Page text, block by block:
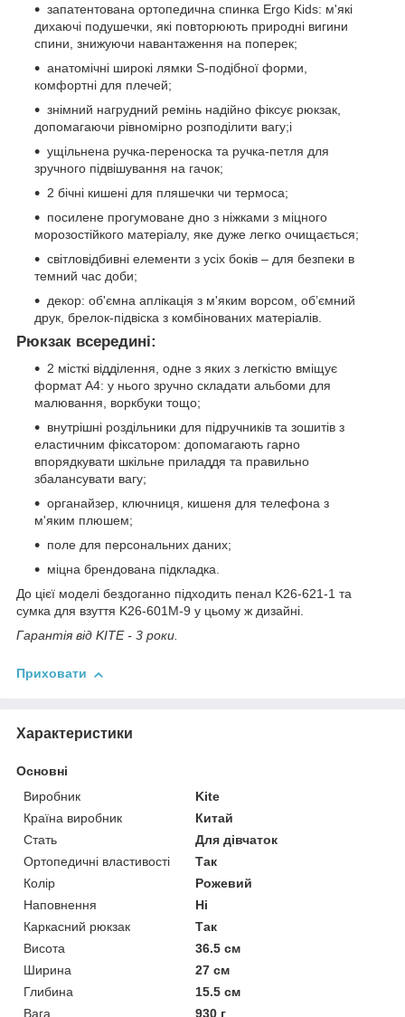
запатентована ортопедична спинка Ergo Kids: м'які
дихаючі подушечки, які повторюють природні вигини
спини, знижуючи навантаження на поперек;
анатомічні широкі лямки S-подібної форми,
комфортні для плечей;
знімний нагрудний ремінь надійно фіксує рюкзак,
допомагаючи рівномірно розподілити вагу;і
ущільнена ручка-переноска та ручка-петля для
зручного підвішування на гачок;
2 бічні кишені для пляшечки чи термоса;
посилене прогумоване дно з ніжками з міцного
морозостійкого матеріалу, яке дуже легко очищається;
світловідбивні елементи з усіх боків – для безпеки в
темний час доби;
декор: об'ємна аплікація з м'яким ворсом, об’ємний
друк, брелок-підвіска з комбінованих матеріалів.
Рюкзак всередині:
2 місткі відділення, одне з яких з легкістю вміщує
формат А4: у нього зручно складати альбоми для
малювання, воркбуки тощо;
внутрішні роздільники для підручників та зошитів з
еластичним фіксатором: допомагають гарно
впорядкувати шкільне приладдя та правильно
збалансувати вагу;
органайзер, ключниця, кишеня для телефона з
м'яким плюшем;
поле для персональних даних;
міцна брендована підкладка.
До цієї моделі бездоганно підходить пенал K26-621-1 та
сумка для взуття K26-601M-9 у цьому ж дизайні.
Гарантія від KITE - 3 роки.
Приховати
Характеристики
Основні
Виробник
Kite
Країна виробник
Китай
Стать
Для дівчаток
Ортопедичні властивості
Так
Колір
Рожевий
Наповнення
Ні
Каркасний рюкзак
Так
Висота
36.5 см
Ширина
27 см
Глибина
15.5 см
Вага
930 г